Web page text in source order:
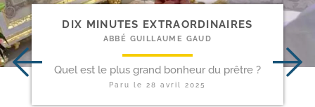
DIX MINUTES EXTRAORDINAIRES
ABBÉ GUILLAUME GAUD
Quel est le plus grand bonheur du prêtre ?
Paru le28 avril 2025